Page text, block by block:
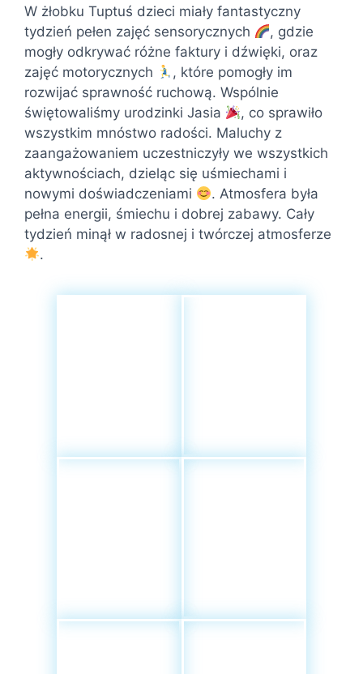
W żłobku Tuptuś dzieci miały fantastyczny
tydzień pełen zajęć sensorycznych
, gdzie
mogły odkrywać różne faktury i dźwięki, oraz
zajęć motorycznych
, które pomogły im
rozwijać sprawność ruchową. Wspólnie
świętowaliśmy urodzinki Jasia
, co sprawiło
wszystkim mnóstwo radości. Maluchy z
zaangażowaniem uczestniczyły we wszystkich
aktywnościach, dzieląc się uśmiechami i
nowymi doświadczeniami
. Atmosfera była
pełna energii, śmiechu i dobrej zabawy. Cały
tydzień minął w radosnej i twórczej atmosferze
.